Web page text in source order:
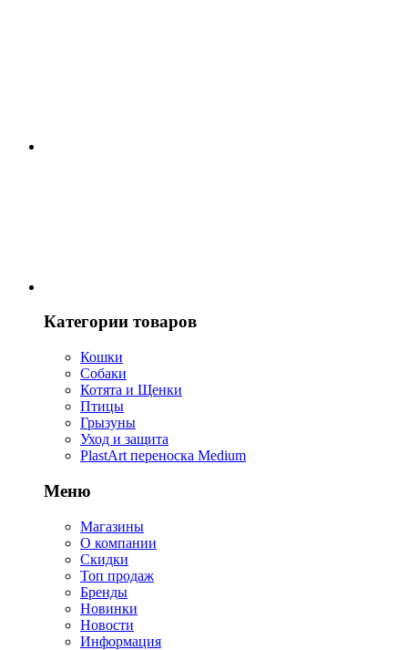
Категории товаров
Кошки
Собаки
Котята и Щенки
Птицы
Грызуны
Уход и защита
PlastArt переноска Medium
Меню
Магазины
О компании
Скидки
Топ продаж
Бренды
Новинки
Новости
Информация